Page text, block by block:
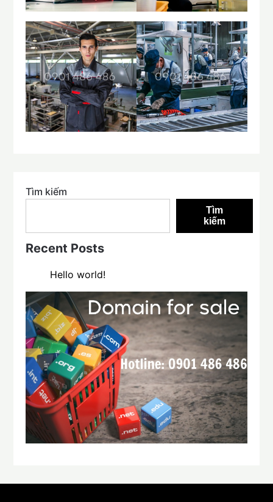
Tìm kiếm
Tìm
kiếm
Recent Posts
Hello world!